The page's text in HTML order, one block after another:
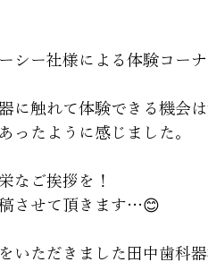
シー社様による体験コー
に触れて体験できる機会
ったように感じました。
なご挨拶を！
させて頂きます…😊
いただきました田中歯科